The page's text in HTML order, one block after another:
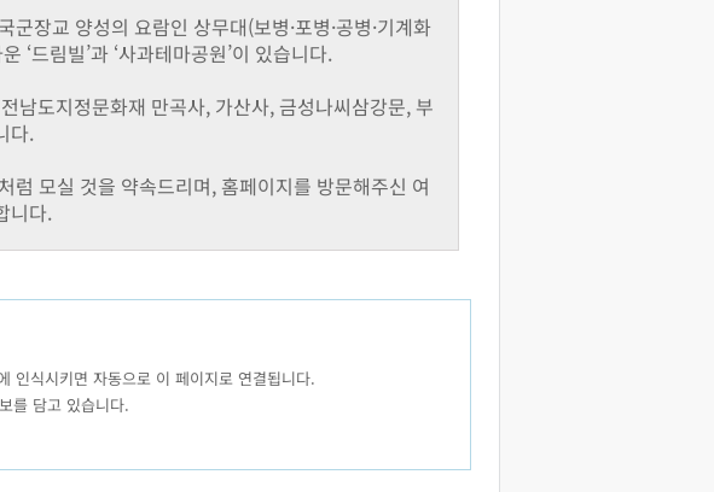
장교 양성의 요람인 상무대(보병·포병·공병·기계화
‘드림빌’과 ‘사과테마공원’이 있습니다.
남도지정문화재 만곡사, 가산사, 금성나씨삼강문, 부
다.
럼 모실 것을 약속드리며, 홈페이지를 방문해주신 여
니다.
인식시키면 자동으로 이 페이지로 연결됩니다.
를 담고 있습니다.